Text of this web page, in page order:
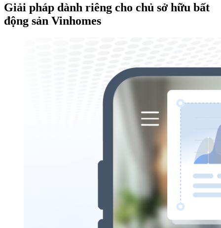
Giải pháp dành riêng cho chủ sở hữu bất
động sản Vinhomes